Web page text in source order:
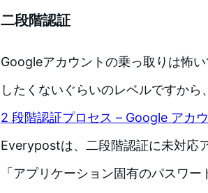
二段階認証
Googleアカウントの乗っ取りは怖
したくないぐらいのレベルですから
2 段階認証プロセス – Google アカ
Everypostは、二段階認証に未対応
「アプリケーション固有のパスワ